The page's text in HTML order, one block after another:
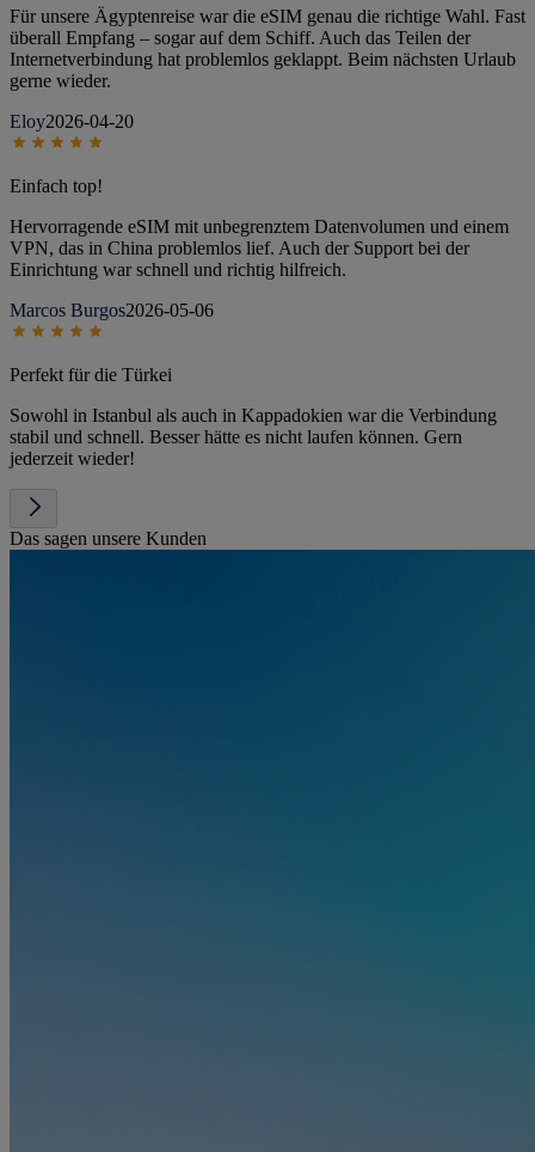
Für unsere Ägyptenreise war die eSIM genau die richtige Wahl. Fast
überall Empfang – sogar auf dem Schiff. Auch das Teilen der
Internetverbindung hat problemlos geklappt. Beim nächsten Urlaub
gerne wieder.
Eloy2026-04-20
Einfach top!
Hervorragende eSIM mit unbegrenztem Datenvolumen und einem
VPN, das in China problemlos lief. Auch der Support bei der
Einrichtung war schnell und richtig hilfreich.
Marcos Burgos2026-05-06
Perfekt für die Türkei
Sowohl in Istanbul als auch in Kappadokien war die Verbindung
stabil und schnell. Besser hätte es nicht laufen können. Gern
jederzeit wieder!
Das sagen unsere Kunden